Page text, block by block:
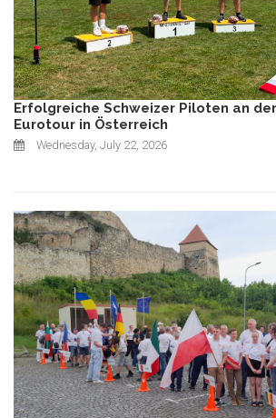
Erfolgreiche Schweizer Piloten an
Eurotour in Österreich
Wednesday, July 22, 2026